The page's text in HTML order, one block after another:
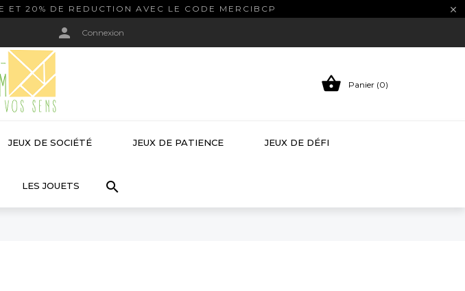
ET 20% DE REDUCTION AVEC LE CODE MERCIBCP 
 Connexion
 Panier (0)
JEUX DE SOCIÉTÉ JEUX DE PATIENCE JEUX DE DÉFI
LES JOUETS 